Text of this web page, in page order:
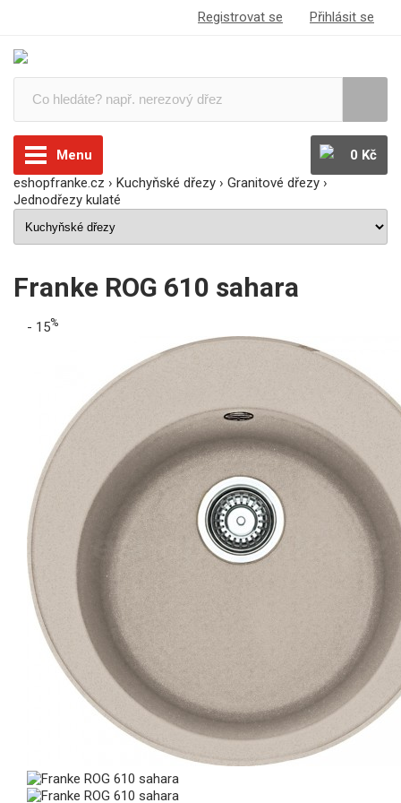
Registrovat se Přihlásit se
Menu
0 Kč
eshopfranke.cz › Kuchyňské dřezy › Granitové dřezy ›
Jednodřezy kulaté
Franke ROG 610 sahara
- 15%